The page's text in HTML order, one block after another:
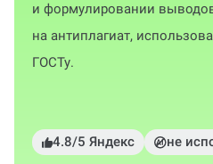
и формулировании
на антиплагиат,
ГОСТу.
4.8/5 Яндекс не